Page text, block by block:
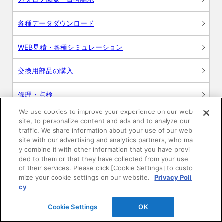
各種データダウンロード
WEB見積・各種シミュレーション
交換用部品の購入
修理・点検
お問い合わせ
ログイン
建築・設計関係者様向けサイト
ユーザー登録サービス
WEB見積システム
We use cookies to improve your experience on our web
site, to personalize content and ads and to analyze our
traffic. We share information about your use of our web
site with our advertising and analytics partners, who ma
y combine it with other information that you have provi
ded to them or that they have collected from your use
of their services. Please click [Cookie Settings] to custo
mize your cookie settings on our website.
Privacy Poli
cy
Cookie Settings OK